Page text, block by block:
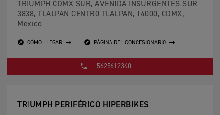
TRIUMPH CDMX SUR, AVENIDA INSURGENTES SUR
3838, TLALPAN CENTR0 TLALPAN, 14000, CDMX,
Mexico
CÓMO LLEGAR PÁGINA DEL CONCESIONARIO
5625612340
TRIUMPH PERIFÉRICO HIPERBIKES